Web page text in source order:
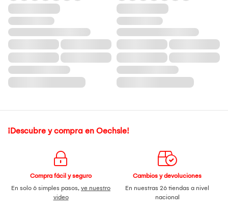
¡Descubre y compra en Oechsle!
Compra fácil y seguro
En solo 6 simples pasos, ve nuestro
video
Cambios y devoluciones
En nuestras 26 tiendas a nivel
nacional